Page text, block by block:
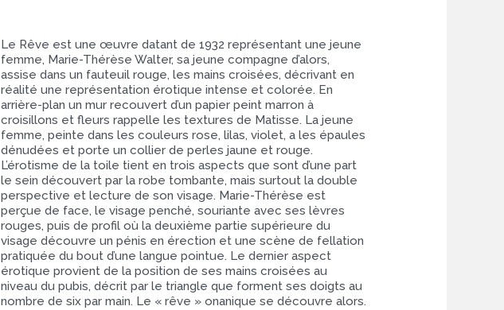
Le Rêve est une œuvre datant de 1932 représentant une jeune
femme, Marie-Thérèse Walter, sa jeune compagne d’alors,
assise dans un fauteuil rouge, les mains croisées, décrivant en
réalité une représentation érotique intense et colorée. En
arrière-plan un mur recouvert d’un papier peint marron à
croisillons et fleurs rappelle les textures de Matisse. La jeune
femme, peinte dans les couleurs rose, lilas, violet, a les épaules
dénudées et porte un collier de perles jaune et rouge.
L’érotisme de la toile tient en trois aspects que sont d’une part
le sein découvert par la robe tombante, mais surtout la double
perspective et lecture de son visage. Marie-Thérèse est
perçue de face, le visage penché, souriante avec ses lèvres
rouges, puis de profil où la deuxième partie supérieure du
visage découvre un pénis en érection et une scène de fellation
pratiquée du bout d’une langue pointue. Le dernier aspect
érotique provient de la position de ses mains croisées au
niveau du pubis, décrit par le triangle que forment ses doigts au
nombre de six par main. Le « rêve » onanique se découvre alors.